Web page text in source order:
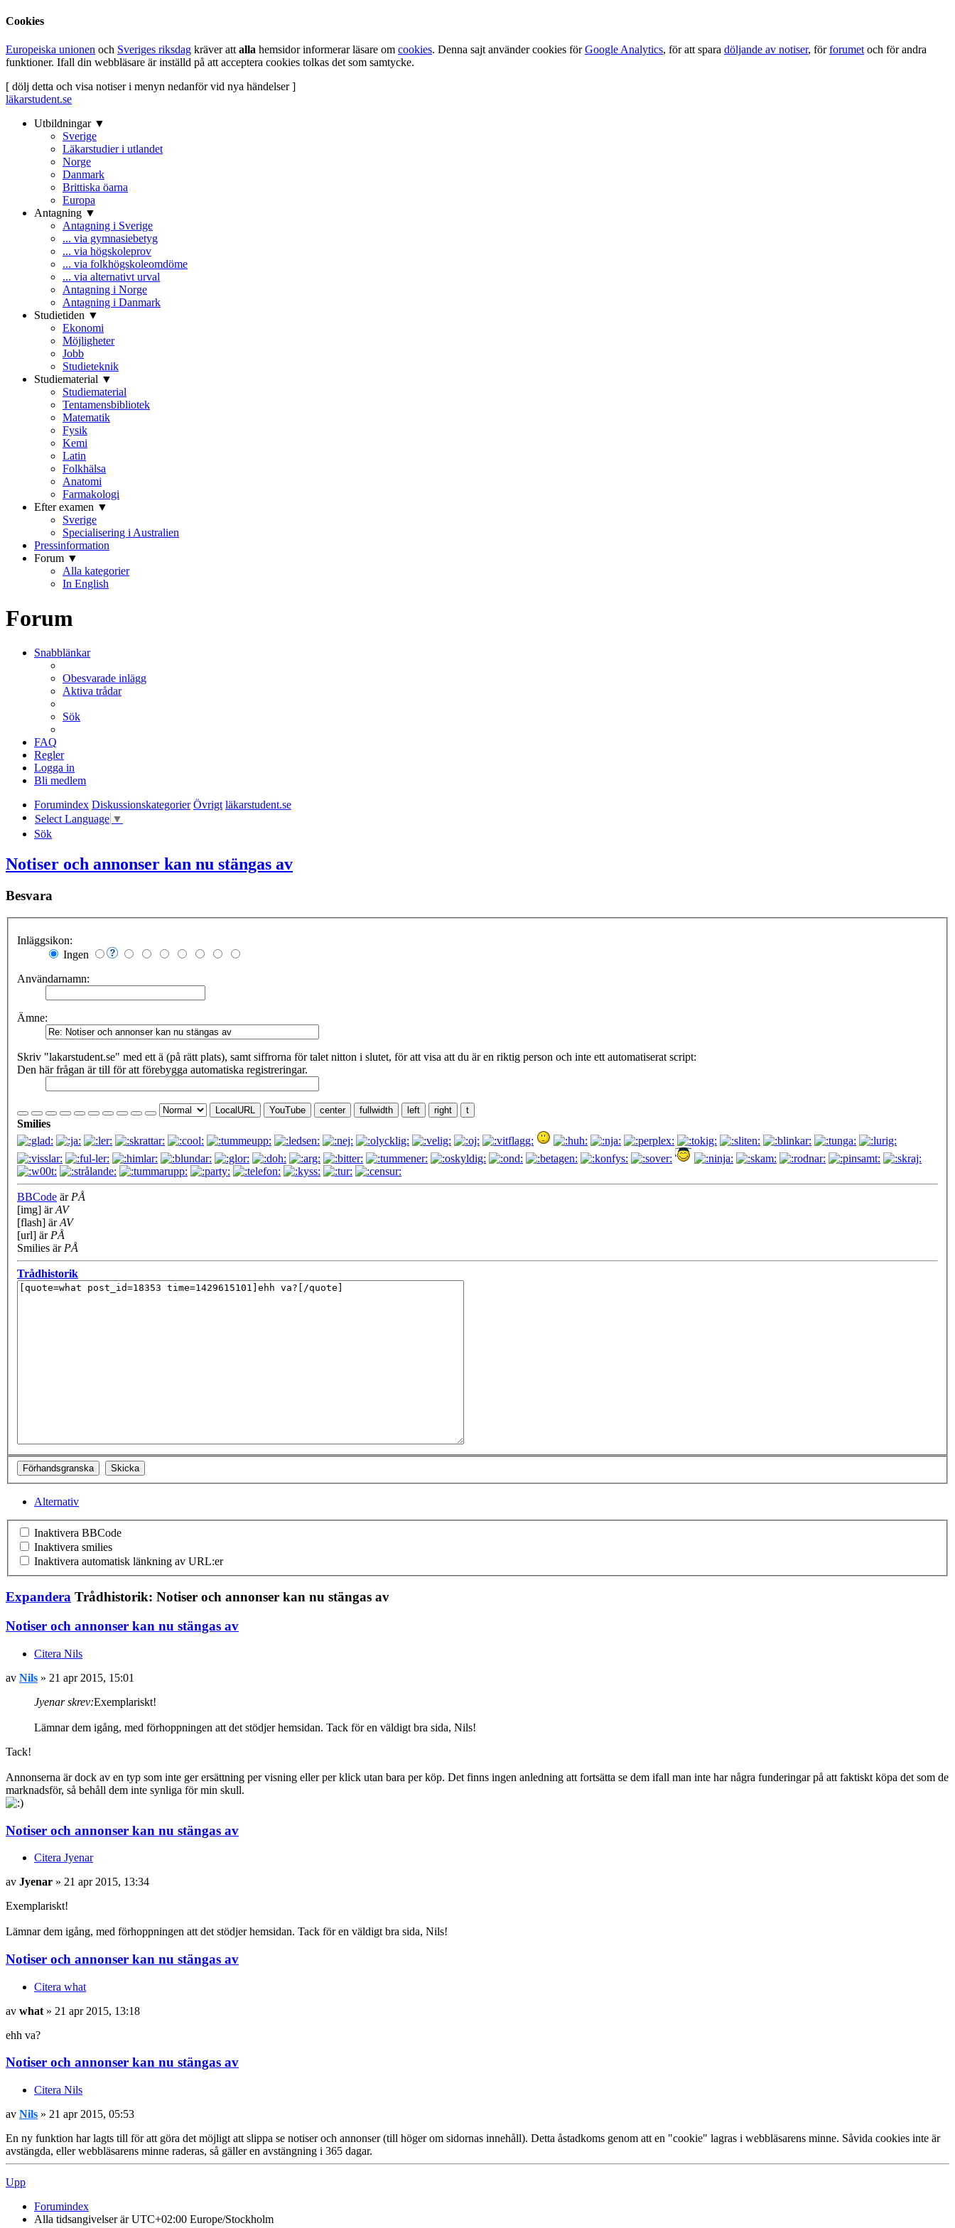
Cookies
Europeiska unionen och Sveriges riksdag kräver att alla hemsidor informerar läsare om cookies. Denna sajt använder cookies förGoogle Analytics, för att spara döljande av notiser, förforumet och för andra
funktioner. Ifall din webbläsare är inställd på att acceptera cookies tolkas det som samtycke.
[ dölj detta och visa notiser i menyn nedanför vid nya händelser ]
läkarstudent.se
Utbildningar ▼
Sverige
Läkarstudier i utlandet
Norge
Danmark
Brittiska öarna
Europa
Antagning ▼
Antagning i Sverige
... via gymnasiebetyg
... via högskoleprov
... via folkhögskoleomdöme
... via alternativt urval
Antagning i Norge
Antagning i Danmark
Studietiden ▼
Ekonomi
Möjligheter
Jobb
Studieteknik
Studiematerial ▼
Studiematerial
Tentamensbibliotek
Matematik
Fysik
Kemi
Latin
Folkhälsa
Anatomi
Farmakologi
Efter examen ▼
Sverige
Specialisering i Australien
Pressinformation
Forum ▼
Alla kategorier
In English
Forum
Snabblänkar
Obesvarade inlägg
Aktiva trådar
Sök
FAQ
Regler
Logga in
Bli medlem
Forumindex Diskussionskategorier Övrigt läkarstudent.se
Select Language ▼
Sök
Notiser och annonser kan nu stängas av
Besvara
Inläggsikon:
Ingen
Användarnamn:
Ämne:
Skriv "lakarstudent.se" med ett ä (på rätt plats), samt siffrorna för talet nitton i slutet, för att visa att du är en riktig person och inte ett automatiserat script:
Den här frågan är till för att förebygga automatiska registreringar.
LocalURL YouTube center fullwidth left right t
Smilies
BBCode är PÅ
[img] ärAV
[flash] ärAV
[url] är PÅ
Smilies är PÅ
Trådhistorik
Alternativ
Inaktivera BBCode
Inaktivera smilies
Inaktivera automatisk länkning av URL:er
Expandera Trådhistorik: Notiser och annonser kan nu stängas av
Notiser och annonser kan nu stängas av
Citera Nils
av Nils » 21 apr 2015, 15:01
Jyenar skrev:Exemplariskt!
Lämnar dem igång, med förhoppningen att det stödjer hemsidan. Tack för en väldigt bra sida, Nils!
Tack!
Annonserna är dock av en typ som inte ger ersättning per visning eller per klick utan bara per köp. Det finns ingen anledning att fortsätta se dem ifall man inte har några funderingar på att faktiskt köpa det som de
marknadsför, så behåll dem inte synliga för min skull.
Notiser och annonser kan nu stängas av
Citera Jyenar
av Jyenar » 21 apr 2015, 13:34
Exemplariskt!
Lämnar dem igång, med förhoppningen att det stödjer hemsidan. Tack för en väldigt bra sida, Nils!
Notiser och annonser kan nu stängas av
Citera what
av what » 21 apr 2015, 13:18
ehh va?
Notiser och annonser kan nu stängas av
Citera Nils
av Nils » 21 apr 2015, 05:53
En ny funktion har lagts till för att göra det möjligt att slippa se notiser och annonser (till höger om sidornas innehåll). Detta åstadkoms genom att en "cookie" lagras i webbläsarens minne. Såvida cookies inte är
avstängda, eller webbläsarens minne raderas, så gäller en avstängning i 365 dagar.
Upp
Forumindex
Alla tidsangivelser är UTC+02:00 Europe/Stockholm